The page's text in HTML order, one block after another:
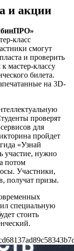
и акции
класс
смогут
и проверить
мастер-классу
билета.
на 3D-
проверят
для
пройдет
«Узнай
участие, нужно
потом
Участники,
получат призы.
специальную
стоить